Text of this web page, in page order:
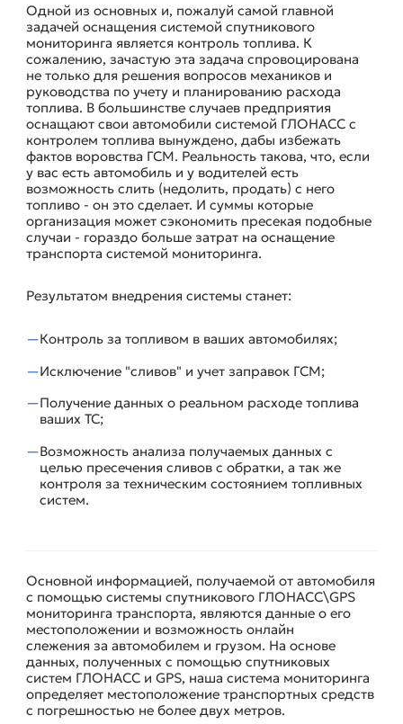
ГЛОНАСС И УЧЕТ ТОПЛИВА
Одной из основных и, пожалуй самой главной
задачей оснащения системой спутникового
мониторинга является контроль топлива. К
сожалению, зачастую эта задача спровоцирована
не только для решения вопросов механиков и
руководства по учету и планированию расхода
топлива. В большинстве случаев предприятия
оснащают свои автомобили системой ГЛОНАСС с
контролем топлива вынуждено, дабы избежать
фактов воровства ГСМ. Реальность такова, что, если
у вас есть автомобиль и у водителей есть
возможность слить (недолить, продать) с него
топливо - он это сделает. И суммы которые
организация может сэкономить пресекая подобные
случаи - гораздо больше затрат на оснащение
транспорта системой мониторинга.
Результатом внедрения системы станет:
Контроль за топливом в ваших автомобилях;
Исключение "сливов" и учет заправок ГСМ;
Получение данных о реальном расходе топлива
ваших ТС;
Возможность анализа получаемых данных с
целью пресечения сливов с обратки, а так же
контроля за техническим состоянием топливных
систем.
КОНТРОЛЬ МЕСТОПОЛОЖЕНИЯ C ПОМОЩЬЮ СИСТЕМЫ
МОНИТОРИНГА
Основной информацией, получаемой от автомобиля
с помощью системы спутникового ГЛОНАСС\GPS
мониторинга транспорта, являются данные о его
местоположении и возможность онлайн
слежения за автомобилем и грузом. На основе
данных, полученных с помощью спутниковых
систем ГЛОНАСС и GPS, наша система мониторинга
определяет местоположение транспортных средств
с погрешностью не более двух метров.